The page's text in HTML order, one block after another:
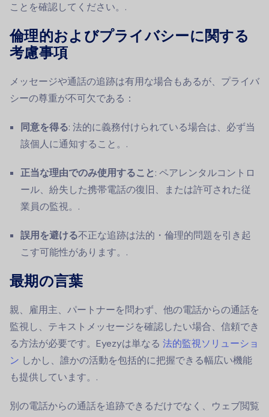
ことを確認してください。.
倫理的およびプライバシーに関する
考慮事項
メッセージや通話の追跡は有用な場合もあるが、プライバ
シーの尊重が不可欠である：
同意を得る: 法的に義務付けられている場合は、必ず当
該個人に通知すること。.
正当な理由でのみ使用すること: ペアレンタルコントロ
ール、紛失した携帯電話の復旧、または許可された従
業員の監視。.
誤用を避ける不正な追跡は法的・倫理的問題を引き起
こす可能性があります。.
最期の言葉
親、雇用主、パートナーを問わず、他の電話からの通話を
監視し、テキストメッセージを確認したい場合、信頼でき
る方法が必要です。Eyezyは単なる 法的監視ソリューショ
ン しかし、誰かの活動を包括的に把握できる幅広い機能
も提供しています。.
別の電話からの通話を追跡できるだけでなく、ウェブ閲覧